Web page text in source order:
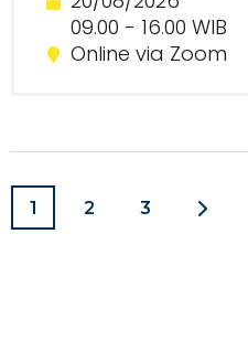
09.00 - 16.00 WIB
Online via Zoom
1 2 3